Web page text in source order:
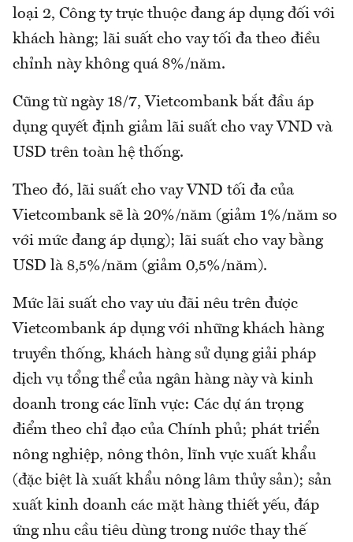
loại 2, Công ty trực thuộc đang áp dụng đối với
khách hàng; lãi suất cho vay tối đa theo điều
chỉnh này không quá 8%/năm.
Cũng từ ngày 18/7, Vietcombank bắt đầu áp
dụng quyết định giảm lãi suất cho vay VND và
USD trên toàn hệ thống.
Theo đó, lãi suất cho vay VND tối đa của
Vietcombank sẽ là 20%/năm (giảm 1%/năm so
với mức đang áp dụng); lãi suất cho vay bằng
USD là 8,5%/năm (giảm 0,5%/năm).
Mức lãi suất cho vay ưu đãi nêu trên được
Vietcombank áp dụng với những khách hàng
truyền thống, khách hàng sử dụng giải pháp
dịch vụ tổng thể của ngân hàng này và kinh
doanh trong các lĩnh vực: Các dự án trọng
điểm theo chỉ đạo của Chính phủ; phát triển
nông nghiệp, nông thôn, lĩnh vực xuất khẩu
(đặc biệt là xuất khẩu nông lâm thủy sản); sản
xuất kinh doanh các mặt hàng thiết yếu, đáp
ứng nhu cầu tiêu dùng trong nước thay thế